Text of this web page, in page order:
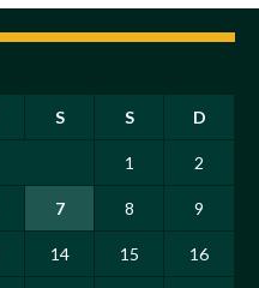
S S D
1 2
7 8 9
14 15 16